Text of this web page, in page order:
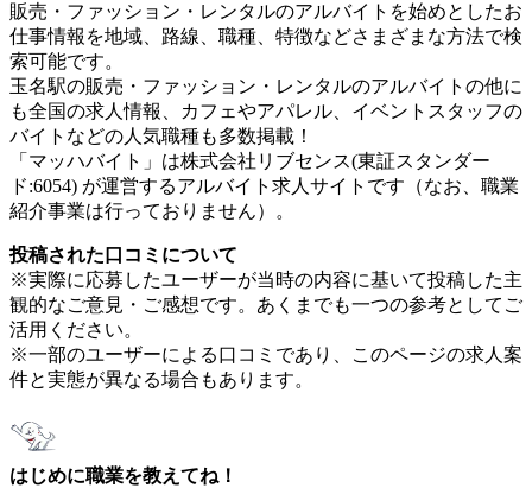
販売・ファッション・レンタルのアルバイトを始めとしたお
仕事情報を地域、路線、職種、特徴などさまざまな方法で検
索可能です。
玉名駅の販売・ファッション・レンタルのアルバイトの他に
も全国の求人情報、カフェやアパレル、イベントスタッフの
バイトなどの人気職種も多数掲載！
「マッハバイト」は株式会社リブセンス(東証スタンダー
ド:6054) が運営するアルバイト求人サイトです（なお、職業
紹介事業は行っておりません）。
投稿された口コミについて
※実際に応募したユーザーが当時の内容に基いて投稿した主
観的なご意見・ご感想です。あくまでも一つの参考としてご
活用ください。
※一部のユーザーによる口コミであり、このページの求人案
件と実態が異なる場合もあります。
はじめに職業を教えてね！